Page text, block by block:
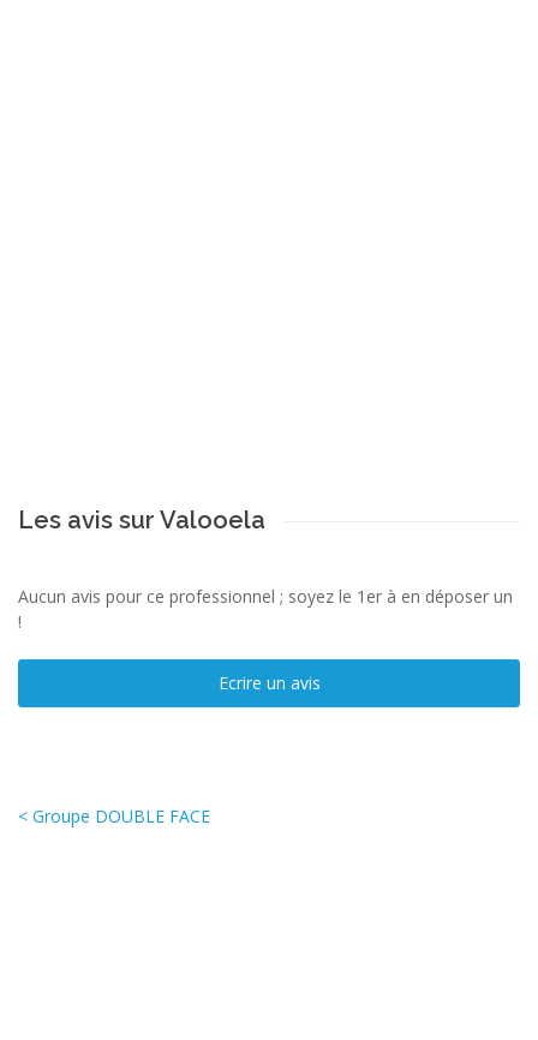
Les avis sur Valooela
Aucun avis pour ce professionnel ; soyez le 1er à en déposer un
!
Ecrire un avis
< Groupe DOUBLE FACE